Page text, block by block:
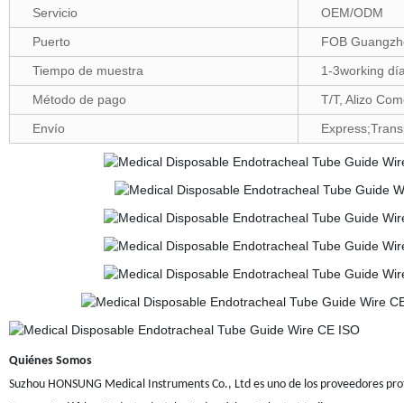
Servicio
OEM/ODM
Puerto
FOB
Tiempo de muestra
1-3working
Método de pago
T/T, Alizo
Envío
Quiénes Somos
Suzhou HONSUNG Medical Instruments Co., Ltd es uno de los proveedores